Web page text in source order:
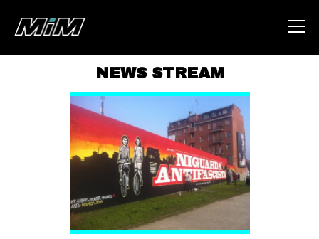
ABOUT
AREA
DEGENERAZIONE
GAZA FREESTYLE
CSOA LAMBRETTA
NEWS STREAM